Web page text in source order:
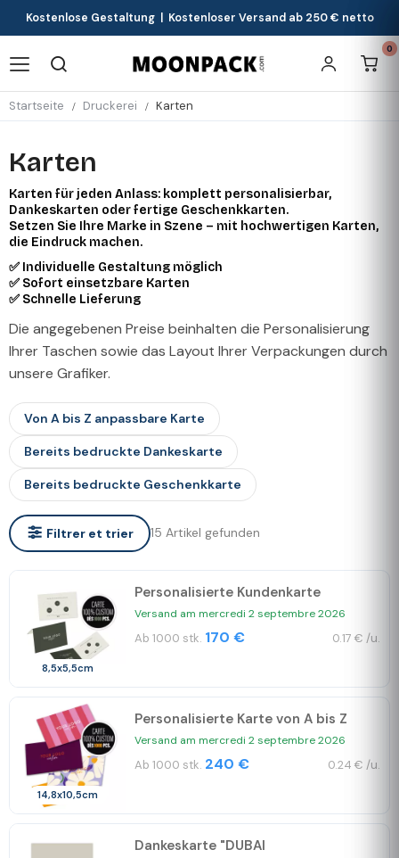
Kostenlose Gestaltung | Kostenloser Versand ab 250 € netto
0
Startseite Druckerei Karten
Karten
Karten für jeden Anlass: komplett personalisierbar,
Dankeskarten oder fertige Geschenkkarten.
Setzen Sie Ihre Marke in Szene – mit hochwertigen Karten,
die Eindruck machen.
✅ Individuelle Gestaltung möglich
✅ Sofort einsetzbare Karten
✅ Schnelle Lieferung
Die angegebenen Preise beinhalten die Personalisierung
Ihrer Taschen sowie das Layout Ihrer Verpackungen durch
unsere Grafiker.
Von A bis Z anpassbare Karte
Bereits bedruckte Dankeskarte
Bereits bedruckte Geschenkkarte
Filtrer et trier 15 Artikel gefunden
8,5x5,5cm
Personalisierte Kundenkarte
Versand am mercredi 2 septembre 2026
Ab 1000 stk. 170 € 0.17 € /u.
14,8x10,5cm
Personalisierte Karte von A bis Z
Versand am mercredi 2 septembre 2026
Ab 1000 stk. 240 € 0.24 € /u.
Dankeskarte "DUBAI